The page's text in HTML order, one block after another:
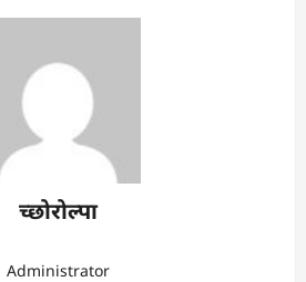
च्छोरोल्पा
Administrator